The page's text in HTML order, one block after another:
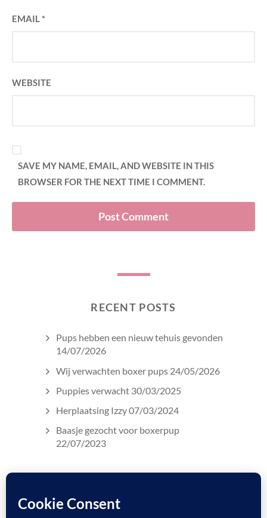
EMAIL*
WEBSITE
SAVE MY NAME, EMAIL, AND WEBSITE IN THIS
BROWSER FOR THE NEXT TIME I COMMENT.
RECENT POSTS
Pups hebben een nieuw tehuis gevonden
14/07/2026
Wij verwachten boxer pups 24/05/2026
Puppies verwacht 30/03/2025
Herplaatsing Izzy07/03/2024
Baasje gezocht voor boxerpup
22/07/2023